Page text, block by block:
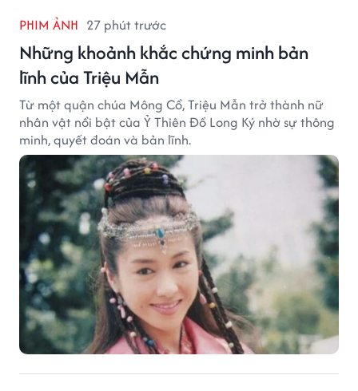
PHIM ẢNH 27 phút trước
Những khoảnh khắc chứng minh bản
lĩnh của Triệu Mẫn
Từ một quận chúa Mông Cổ, Triệu Mẫn trở thành nữ
nhân vật nổi bật của Ỷ Thiên Đồ Long Ký nhờ sự thông
minh, quyết đoán và bản lĩnh.